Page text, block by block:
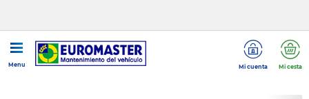
Menu Mi cuenta Mi cesta
Euromaster Agramunt Vulcanizados Ibarz